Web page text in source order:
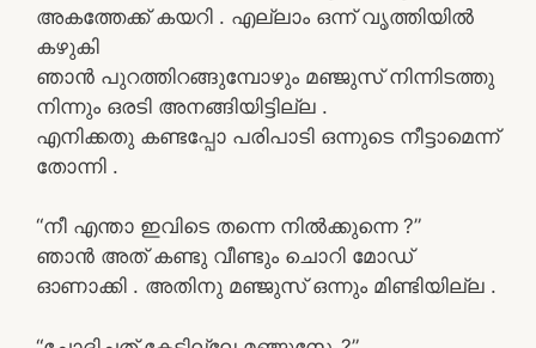
അകത്തേക്ക് കയറി . എല്ലാം ഒന്ന് വൃത്തിയിൽ
കഴുകി
ഞാൻ പുറത്തിറങ്ങുമ്പോഴും മഞ്ജുസ് നിന്നിടത്തു
നിന്നും ഒരടി അനങ്ങിയിട്ടില്ല .
എനിക്കതു കണ്ടപ്പോ പരിപാടി ഒന്നുടെ നീട്ടാമെന്ന്
തോന്നി .
“നീ എന്താ ഇവിടെ തന്നെ നിൽക്കുന്നെ ?”
ഞാൻ അത് കണ്ടു വീണ്ടും ചൊറി മോഡ്
ഓണാക്കി . അതിനു മഞ്ജുസ് ഒന്നും മിണ്ടിയില്ല .